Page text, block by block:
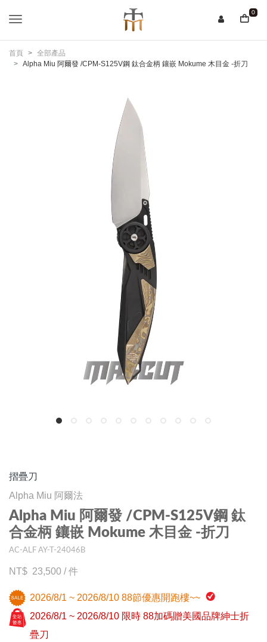
0
首頁
全部產品
Alpha Miu 阿爾發 /CPM-S125V鋼 鈦合金柄 鑲嵌 Mokume 木目金 -折刀
摺疊刀
Alpha Miu 阿爾法
Alpha Miu 阿爾發 /CPM-S125V鋼 鈦
合金柄 鑲嵌 Mokume 木目金 -折刀
AC-ALF AY-T-24046B
23,500 /件
2026/8/1 ~ 2026/8/10 88節優惠開跑樓~~
2026/8/1 ~ 2026/8/10 限時 88加碼贈美國品牌紳士折
疊刀